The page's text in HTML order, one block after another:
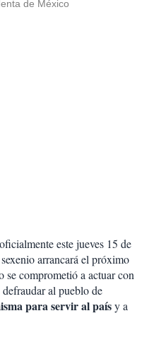
de México
este jueves 15 de
arrancará el próximo
se comprometió a actuar con
al pueblo de
para servir al paísy a